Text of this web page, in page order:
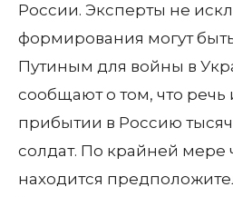
России. Эксперты не
формирования могут
Путиным для войны в
сообщают о том, что речь
прибытии в Россию
солдат. По крайней мере
находится